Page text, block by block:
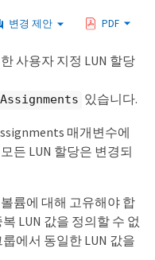
변경 제안 PDF
사용자 지정 LUN 할당
있습니다.
매개변수에
든 LUN 할당은 변경되
륨에 대해 고유해야 합
LUN 값을 정의할 수 없
에서 동일한 LUN 값을